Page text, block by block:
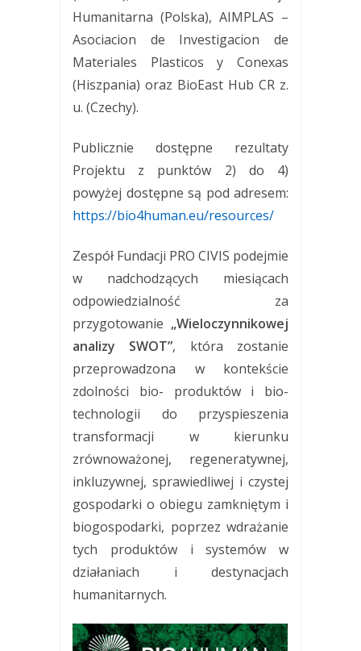
Humanitarna (Polska), AIMPLAS –
Asociacion de Investigacion de
Materiales Plasticos y Conexas
(Hiszpania) oraz BioEast Hub CR z.
u. (Czechy).
Publicznie dostępne rezultaty
Projektu z punktów 2) do 4)
powyżej dostępne są pod adresem:
https://bio4human.eu/resources/
Zespół Fundacji PRO CIVIS podejmie
w nadchodzących miesiącach
odpowiedzialność za
przygotowanie „Wieloczynnikowej
analizy SWOT”, która zostanie
przeprowadzona w kontekście
zdolności bio- produktów i bio-
technologii do przyspieszenia
transformacji w kierunku
zrównoważonej, regeneratywnej,
inkluzywnej, sprawiedliwej i czystej
gospodarki o obiegu zamkniętym i
biogospodarki, poprzez wdrażanie
tych produktów i systemów w
działaniach i destynacjach
humanitarnych.